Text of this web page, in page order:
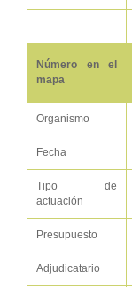
Número en el
mapa
Organismo
Fecha
Tipo de
actuación
Presupuesto
Adjudicatario